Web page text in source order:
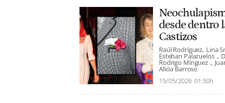
desde dentro
Castizos
Raúl Rodríguez Lina
Esteban Palazuelos
Rodrigo Mínguez
Alicia Barroso
15/05/2026 01:50h